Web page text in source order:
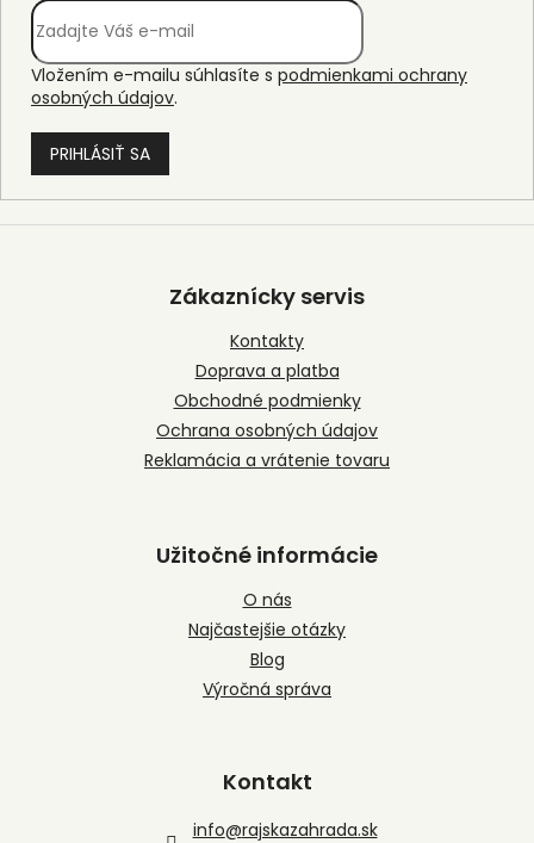
Vložením e-mailu súhlasíte s podmienkami ochrany
osobných údajov.
PRIHLÁSIŤ SA
Z
Zákaznícky servis
Kontakty
Doprava a platba
Obchodné podmienky
Ochrana osobných údajov
Reklamácia a vrátenie tovaru
Užitočné informácie
O nás
Najčastejšie otázky
Blog
Výročná správa
Kontakt
info@rajskazahrada.sk